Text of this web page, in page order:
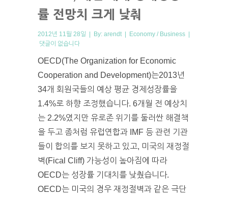
률 전망치 크게 낮춰
2012년 11월 28일 | By: arendt | Economy / Business |
댓글이 없습니다
OECD(The Organization for Economic
Cooperation and Development)는2013년
34개 회원국들의 예상 평균 경제성장률을
1.4%로 하향 조정했습니다. 6개월 전 예상치
는 2.2%였지만 유로존 위기를 둘러싼 해결책
을 두고 좀처럼 유럽연합과 IMF 등 관련 기관
들이 합의를 보지 못하고 있고, 미국의 재정절
벽(Fical Cliff) 가능성이 높아짐에 따라
OECD는 성장률 기대치를 낮췄습니다.
OECD는 미국의 경우 재정절벽과 같은 극단